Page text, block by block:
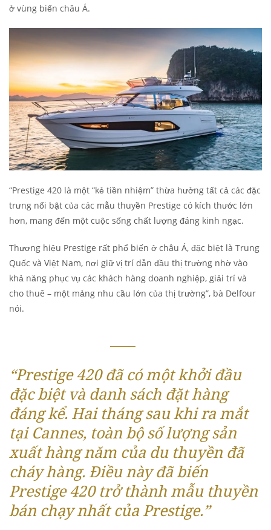
ở vùng biển châu Á.
“Prestige 420 là một “kẻ tiền nhiệm” thừa hưởng tất cả các đặc
trưng nổi bật của các mẫu thuyền Prestige có kích thước lớn
hơn, mang đến một cuộc sống chất lượng đáng kinh ngạc.
Thương hiệu Prestige rất phổ biến ở châu Á, đặc biệt là Trung
Quốc và Việt Nam, nơi giữ vị trí dẫn đầu thị trường nhờ vào
khả năng phục vụ các khách hàng doanh nghiệp, giải trí và
cho thuê – một mảng nhu cầu lớn của thị trường”, bà Delfour
nói.
“Prestige 420 đã có một khởi đầu
đặc biệt và danh sách đặt hàng
đáng kể. Hai tháng sau khi ra mắt
tại Cannes, toàn bộ số lượng sản
xuất hàng năm của du thuyền đã
cháy hàng. Điều này đã biến
Prestige 420 trở thành mẫu thuyền
bán chạy nhất của Prestige.”